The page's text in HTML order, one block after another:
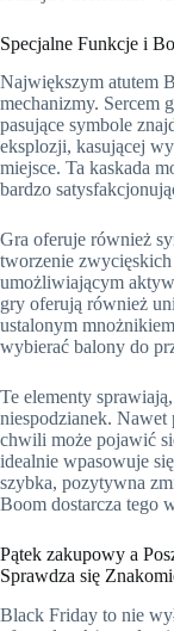
Specjalne Funkcje i
Największym atutem
mechanizmy. Sercem
pasujące symbole
eksplozji, kasującej
miejsce. Ta kaskada
bardzo
Gra oferuje również
tworzenie
umożliwiającym
gry oferują również
ustalonym
wybierać balony do
Te elementy
niespodzianek.
chwili może pojawić
idealnie wpasowuje
szybka, pozytywna
Boom dostarcza tego
Pątek zakupowy a
Sprawdza się
Black Friday to nie